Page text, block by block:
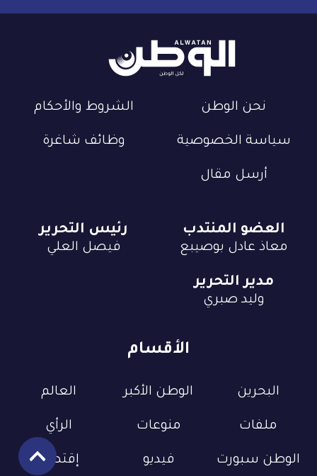
نحن الوطن الشروط والأحكام
سياسة الخصوصية وظائف شاغرة
أرسل مقال
الأقسام
البحرين الوطن الأكبر العالم
ملفات منوعات الرأي
الوطن سبورت فيديو إقتصاد
العضو المنتدب
معاذ عادل بوصيبع
رئيس التحرير
فيصل العلي
مدير التحرير
وليد صبري